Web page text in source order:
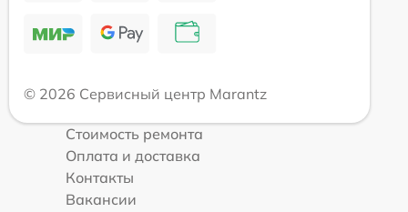
© 2026 Сервисный центр Marantz
Стоимость ремонта
Оплата и доставка
Контакты
Вакансии